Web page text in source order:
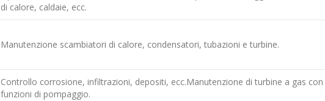
di calore, caldaie, ecc.
Manutenzione scambiatori di calore, condensatori, tubazioni e turbine.
Controllo corrosione, infiltrazioni, depositi, ecc.Manutenzione di turbine a gas con
funzioni di pompaggio.